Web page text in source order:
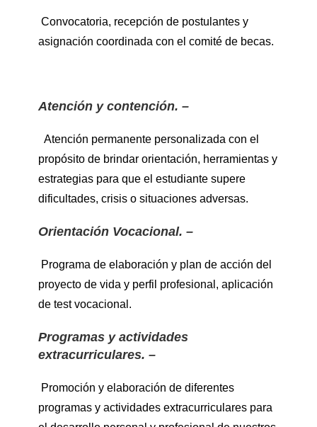
Convocatoria, recepción de postulantes y
asignación coordinada con el comité de becas.
Atención y contención. –
Atención permanente personalizada con el
propósito de brindar orientación, herramientas y
estrategias para que el estudiante supere
dificultades, crisis o situaciones adversas.
Orientación Vocacional. –
Programa de elaboración y plan de acción del
proyecto de vida y perfil profesional, aplicación
de test vocacional.
Programas y actividades
extracurriculares. –
Promoción y elaboración de diferentes
programas y actividades extracurriculares para